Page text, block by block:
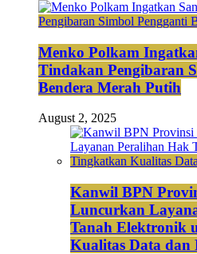
Menko Polkam
Tindakan Pengibaran
Bendera Merah Putih
August 2, 2025
Kanwil BPN
Luncurkan
Tanah Elektronik
Kualitas Data dan